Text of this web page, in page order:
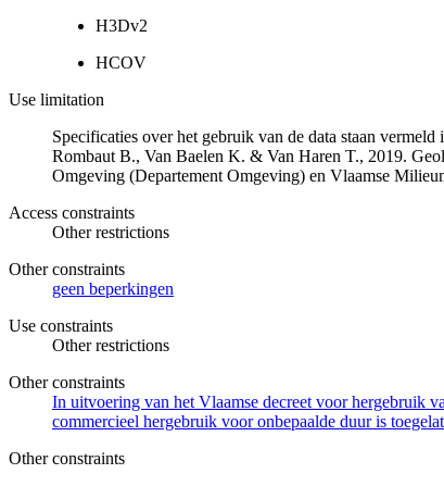
H3Dv2
HCOV
Use limitation
Specificaties over het gebruik van de data staan
Rombaut B., Van Baelen K. & Van Haren T., 2019.
Omgeving (Departement Omgeving) en Vlaamse
Access constraints
Other restrictions
Other constraints
geen beperkingen
Use constraints
Other restrictions
Other constraints
In uitvoering van het Vlaamse decreet voor hergebruik
commercieel hergebruik voor onbepaalde duur is
Other constraints